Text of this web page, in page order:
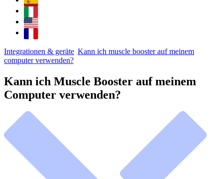
Integrationen & geräte Kann ich muscle booster auf meinem
computer verwenden?
Kann ich Muscle Booster auf meinem
Computer verwenden?